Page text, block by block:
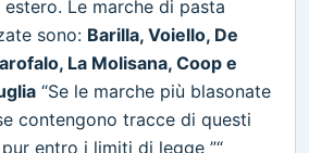
Le marche di pasta
sono: Barilla, Voiello, De
La Molisana, Coop e
“Se le marche più blasonate
contengono tracce di questi
entro i limiti di legge ”“